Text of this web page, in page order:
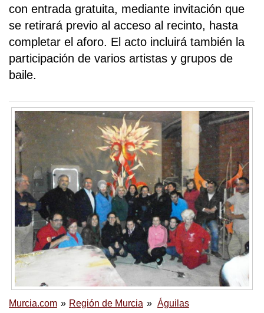
con entrada gratuita, mediante invitación que
se retirará previo al acceso al recinto, hasta
completar el aforo. El acto incluirá también la
participación de varios artistas y grupos de
baile.
Murcia.com Región de Murcia Águilas